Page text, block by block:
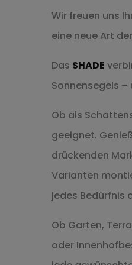
Wir freuen uns
eine neue Art
Das SHADE
Sonnensegels
Ob als
geeignet.
drückenden
Varianten
jedes Bedürfnis
Ob Garten,
oder